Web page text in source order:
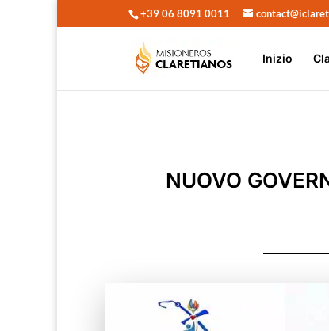
+39 06 8091 0011
Inizio
NUOVO